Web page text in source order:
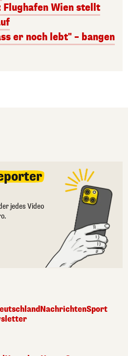
Wien stellt
er noch lebt" – bangen
jedes Video
NachrichtenSport